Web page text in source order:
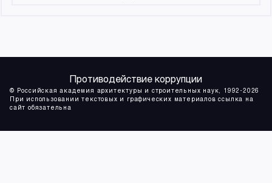
© Российская академия архитектуры и строительных наук, 1992-2026
При использовании текстовых и графических материалов ссылка на
сайт обязательна
Противодействие коррупции